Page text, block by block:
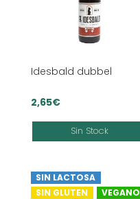
Idesbald dubbel
2,65€
Sin Stock
SIN LACTOSA
SIN GLUTEN
VEGANO